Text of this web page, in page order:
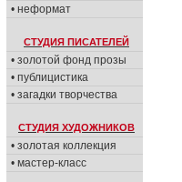
• неформат
СТУДИЯ ПИСАТЕЛЕЙ
• золотой фонд прозы
• публицистика
• загадки творчества
СТУДИЯ ХУДОЖНИКОВ
• золотая коллекция
• мастер-класс